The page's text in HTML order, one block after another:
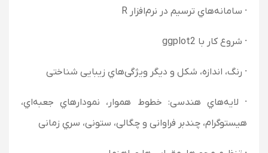
· سامانه‌هاي ترسیم در نرم‌افزار R
· شروع کار با ggplot2
· رنگ، اندازه، شکل و دیگر ویژگی‌هاي زیبایی شناختی
· لایه‌هاي هندسی: خطوط هموار، نمودارهاي جعبه‌اي،
هیستوگرام، چندبر فراوانی و چگالی، ستونی، سري زمانی